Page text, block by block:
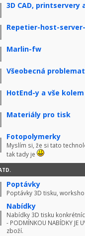
3D CAD, printservery
Repetier-host-
Marlin-fw
Všeobecná
HotEnd-y a vše kolem
Materiály pro tisk
Fotopolymerky
Myslím si, že si tato
tak tady je
Poptávky
Poptávky 3D tisku,
Nabídky
Nabídky 3D tisku
- PODMÍNKOU NABÍDKY JE
zboží.